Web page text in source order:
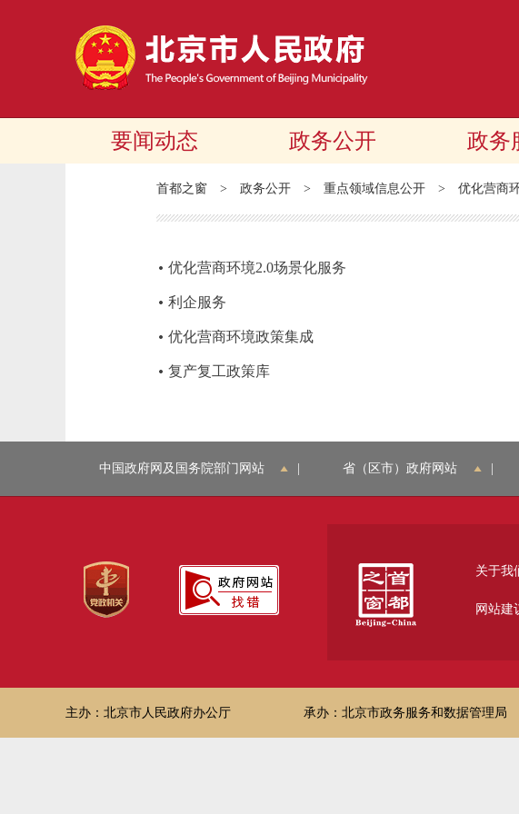
要闻动态 政务公开 政务
首都之窗 > 政务公开 > 重点领域信息公开 > 优化营商
优化营商环境2.0场景化服务
利企服务
优化营商环境政策集成
复产复工政策库
中国政府网及国务院部门网站 省（区市）政府网站
关于我
网站建
主办：北京市人民政府办公厅 承办：北京市政务服务和数据管理局